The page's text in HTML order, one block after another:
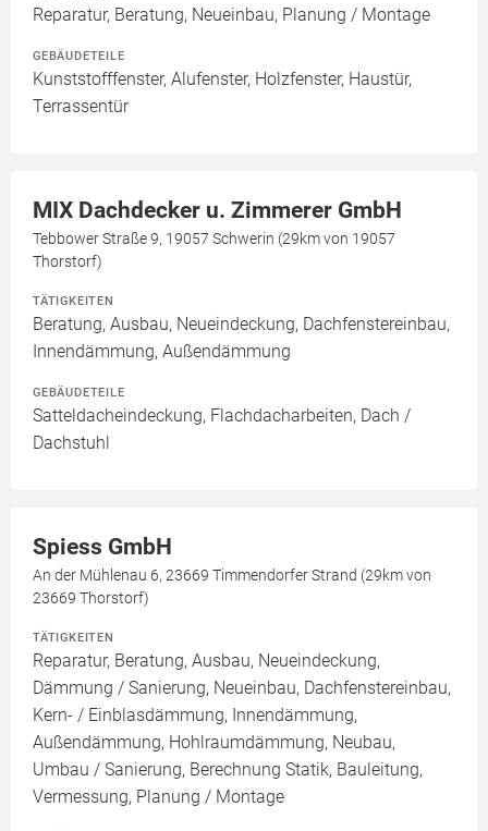
Reparatur, Beratung, Neueinbau, Planung / Montage
GEBÄUDETEILE
Kunststofffenster, Alufenster, Holzfenster, Haustür,
Terrassentür
MIX Dachdecker u. Zimmerer GmbH
Tebbower Straße 9, 19057 Schwerin (29km von 19057
Thorstorf)
TÄTIGKEITEN
Beratung, Ausbau, Neueindeckung, Dachfenstereinbau,
Innendämmung, Außendämmung
GEBÄUDETEILE
Satteldacheindeckung, Flachdacharbeiten, Dach /
Dachstuhl
Spiess GmbH
An der Mühlenau 6, 23669 Timmendorfer Strand (29km von
23669 Thorstorf)
TÄTIGKEITEN
Reparatur, Beratung, Ausbau, Neueindeckung,
Dämmung / Sanierung, Neueinbau, Dachfenstereinbau,
Kern- / Einblasdämmung, Innendämmung,
Außendämmung, Hohlraumdämmung, Neubau,
Umbau / Sanierung, Berechnung Statik, Bauleitung,
Vermessung, Planung / Montage